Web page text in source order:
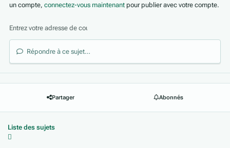
un compte,connectez-vous maintenant pour publier avec votre compte.
Répondre à ce sujet…
Partager Abonnés
Liste des sujets